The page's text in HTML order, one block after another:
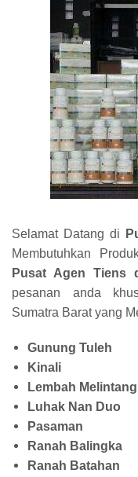
Selamat Datang di
Membutuhkan
Pusat Agen Tiens
pesanan anda
Sumatra Barat yang
Gunung Tuleh
Kinali
Lembah Melintang
Luhak Nan Duo
Pasaman
Ranah Balingka
Ranah Batahan